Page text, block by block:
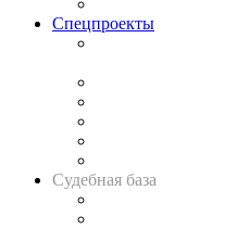
Спецпроекты
Судебная база